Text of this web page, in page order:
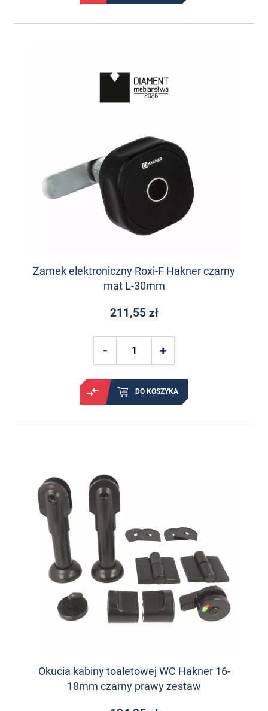
Zamek elektroniczny Roxi-F Hakner czarny
mat L-30mm
211,55 zł
DO KOSZYKA
Okucia kabiny toaletowej WC Hakner 16-
18mm czarny prawy zestaw